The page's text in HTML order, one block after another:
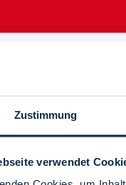
Zustimmung
verwendet